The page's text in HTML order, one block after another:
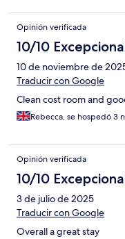
Opinión verificada
10/10
10 de noviembre de
Traducir con Google
Clean cost room and
Rebecca, se hospedó 3
Opinión verificada
10/10
3 de julio de 2025
Traducir con Google
Overall a great stay